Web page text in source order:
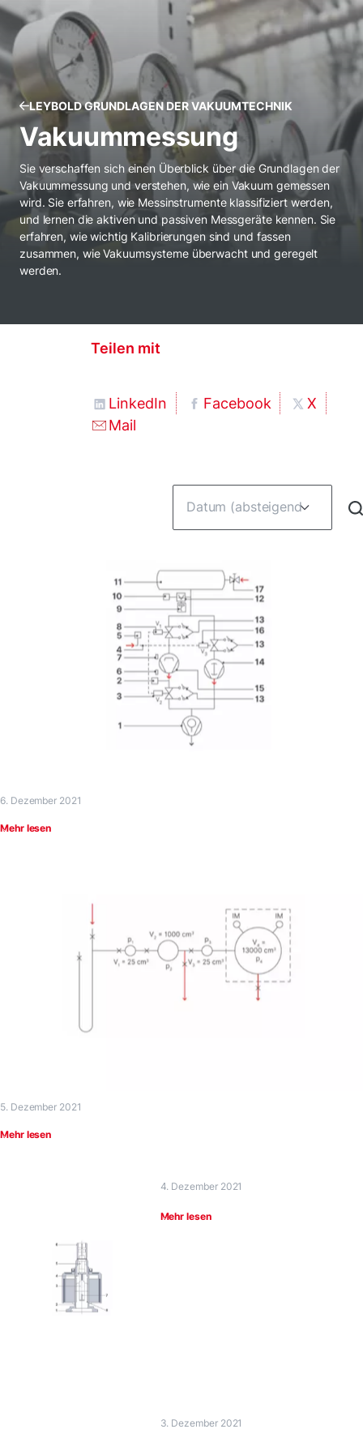
LEYBOLD GRUNDLAGEN DER VAKUUMTECHNIK
Vakuummessung
Sie verschaffen sich einen Überblick über die Grundlagen der
Vakuummessung und verstehen, wie ein Vakuum gemessen
wird. Sie erfahren, wie Messinstrumente klassifiziert werden,
und lernen die aktiven und passiven Messgeräte kennen. Sie
erfahren, wie wichtig Kalibrierungen sind und fassen
zusammen, wie Vakuumsysteme überwacht und geregelt
werden.
Teilen mit
LinkedIn Facebook
X
Mail
6. Dezember 2021
Mehr lesen
5. Dezember 2021
Mehr lesen
4. Dezember 2021
Mehr lesen
3. Dezember 2021